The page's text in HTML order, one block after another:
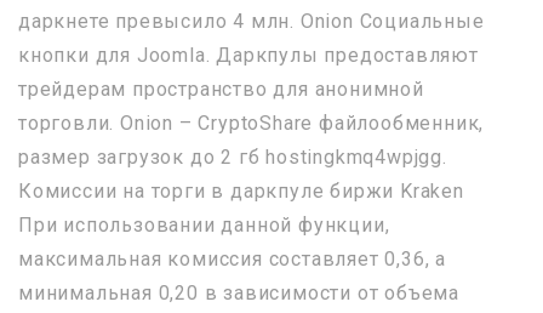
даркнете превысило 4 млн. Onion Социальные
кнопки для Joomla. Даркпулы предоставляют
трейдерам пространство для анонимной
торговли. Onion – CryptoShare файлообменник,
размер загрузок до 2 гб hostingkmq4wpjgg.
Комиссии на торги в даркпуле биржи Kraken
При использовании данной функции,
максимальная комиссия составляет 0,36, а
минимальная 0,20 в зависимости от объема